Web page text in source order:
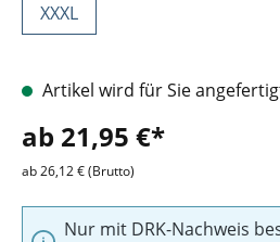
XXXL
Artikel wird für Sie
ab 21,95 €*
ab 26,12 € (Brutto)
Nur mit DRK-Nachweis